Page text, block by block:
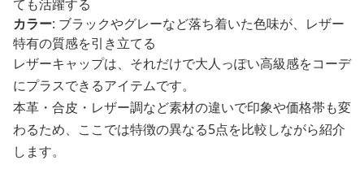
ても活躍する
カラー: ブラックやグレーなど落ち着いた色味が、レザー
特有の質感を引き立てる
レザーキャップは、それだけで大人っぽい高級感をコーデ
にプラスできるアイテムです。
本革・合皮・レザー調など素材の違いで印象や価格帯も変
わるため、ここでは特徴の異なる5点を比較しながら紹介
します。